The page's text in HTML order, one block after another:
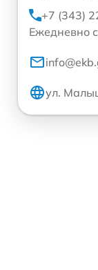
+7 (343)
Ежедневно
ул.